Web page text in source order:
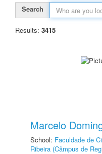
Search
Results: 3415
Marcelo
School: Faculdade de
Ribeira (Câmpus de